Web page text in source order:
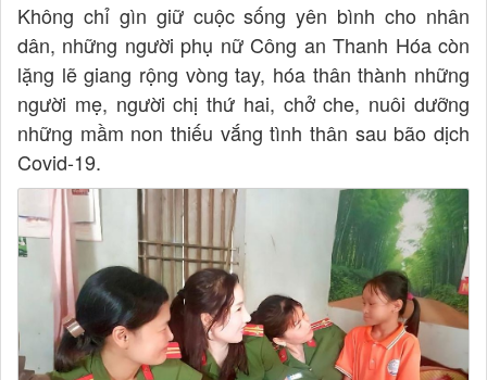
Không chỉ gìn giữ cuộc sống yên bình cho nhân
dân, những người phụ nữ Công an Thanh Hóa còn
lặng lẽ giang rộng vòng tay, hóa thân thành những
người mẹ, người chị thứ hai, chở che, nuôi dưỡng
những mầm non thiếu vắng tình thân sau bão dịch
Covid-19.